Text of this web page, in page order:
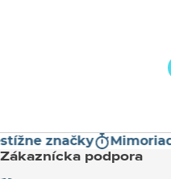
značky
Zákaznícka podpora